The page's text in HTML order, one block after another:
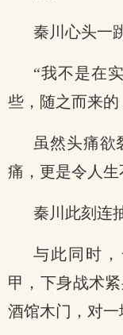
秦川心头一
“我不是在
些，随之而来的
虽然头痛欲
痛，更是令人生
秦川此刻连
与此同时
甲，下身战术
酒馆木门，对一